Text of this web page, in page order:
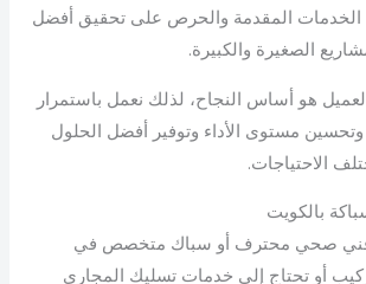
الخدمات المقدمة والحرص على تحقيق أفضل
الصغيرة والكبيرة.
هو أساس النجاح، لذلك نعمل باستمرار
مستوى الأداء وتوفير أفضل الحلول
الاحتياجات.
بالكويت
فني صحي محترف أو سباك متخصص في
أو تحتاج إلى خدمات تسليك المجاري